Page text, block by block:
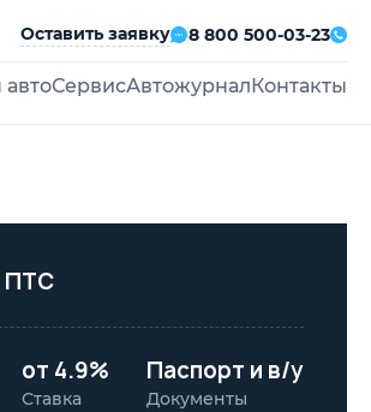
Оставить заявку 8 800 500-03-23
автоСервисАвтожурнал Контакты
ПТС
от 4.9%
Ставка
Паспорт и в/у
Документы